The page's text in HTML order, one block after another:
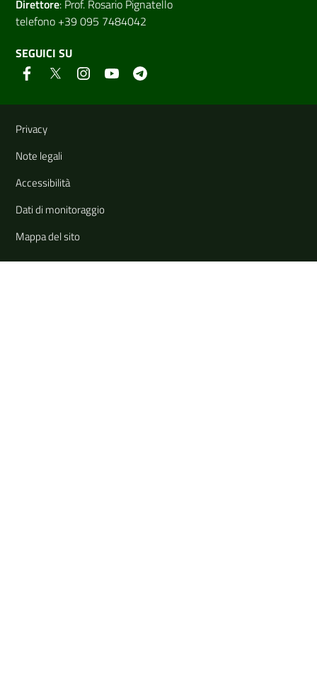
Direttore: Prof. Rosario Pignatello
telefono +39 095 7484042
SEGUICI SU
Link e informazioni utili
Privacy
Note legali
Accessibilità
Dati di monitoraggio
Mappa del sito